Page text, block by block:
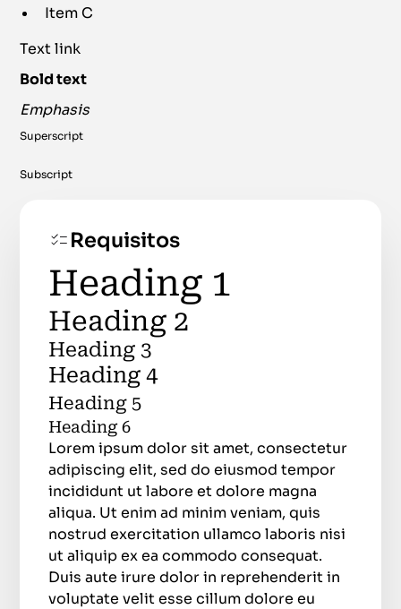
Item C
Text link
Bold text
Emphasis
Superscript
Subscript
Requisitos
Heading 1
Heading 2
Heading 3
Heading 4
Heading 5
Heading 6
Lorem ipsum dolor sit amet, consectetur
adipiscing elit, sed do eiusmod tempor
incididunt ut labore et dolore magna
aliqua. Ut enim ad minim veniam, quis
nostrud exercitation ullamco laboris nisi
ut aliquip ex ea commodo consequat.
Duis aute irure dolor in reprehenderit in
voluptate velit esse cillum dolore eu